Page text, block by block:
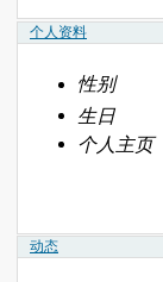
个人资料
性别
生日
个人主页
动态